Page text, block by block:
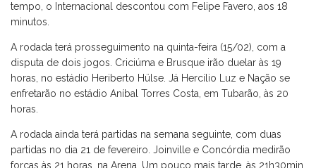
tempo, o Internacional descontou com Felipe Favero, aos 18
minutos.
A rodada terá prosseguimento na quinta-feira (15/02), com a
disputa de dois jogos. Criciúma e Brusque irão duelar às 19
horas, no estádio Heriberto Hülse. Já Hercílio Luz e Nação se
enfretarão no estádio Aníbal Torres Costa, em Tubarão, às 20
horas.
A rodada ainda terá partidas na semana seguinte, com duas
partidas no dia 21 de fevereiro. Joinville e Concórdia medirão
forças às 21 horas, na Arena. Um pouco mais tarde, às 21h30min,